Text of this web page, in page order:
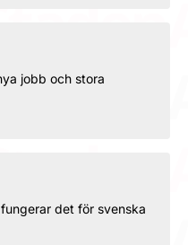
jobb och stora
det för svenska